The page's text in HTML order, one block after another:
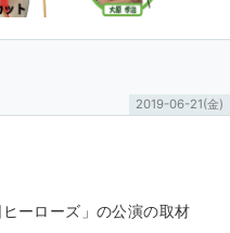
2019-06-21(金)
ーローズ」の公演の取材